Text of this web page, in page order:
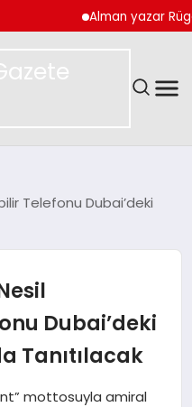
Alman yazar
Telefonu Dubai’deki
Dubai’deki
Tanıtılacak
mottosuyla amiral